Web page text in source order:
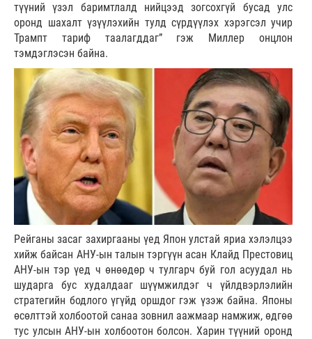
түүний үзэл баримтлалд нийцээд зогсохгүй бусад улс
оронд шахалт үзүүлэхийн тулд сүрдүүлэх хэрэгсэл учир
Трампт тариф таалагддаг” гэж Миллер онцлон
тэмдэглэсэн байна.
Рейганы засаг захиргааны үед Япон улстай яриа хэлэлцээ
хийж байсан АНУ-ын талын тэргүүн асан Клайд Престовиц
АНУ-ын тэр үед ч өнөөдөр ч тулгарч буй гол асуудал нь
шударга бус худалдааг шүүмжилдэг ч үйлдвэрлэлийн
стратегийн бодлого үгүйд оршдог гэж үзэж байна. Японы
өсөлттэй холбоотой санаа зовнил аажмаар намжиж, өдгөө
тус улсын АНУ-ын холбоотон болсон. Харин түүний оронд